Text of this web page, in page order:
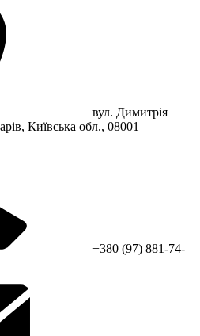
вул. Димитрія
Київська обл., 08001
+380 (97) 881-74-